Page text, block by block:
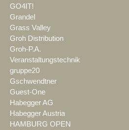
GO4IT!
Grandel
Grass Valley
Groh Distribution
Groh-P.A.
Veranstaltungstechnik
gruppe20
Gschwendtner
Guest-One
Habegger AG
Habegger Austria
HAMBURG OPEN